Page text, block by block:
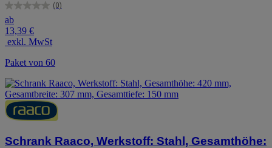
(0)
0.0
von
5
Sternen.
ab
13,39 €
exkl. MwSt
Paket von 60
Schrank Raaco, Werkstoff: Stahl, Gesamthöhe: